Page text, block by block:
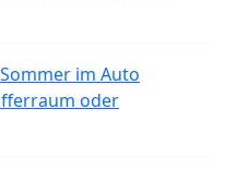
im Auto
oder